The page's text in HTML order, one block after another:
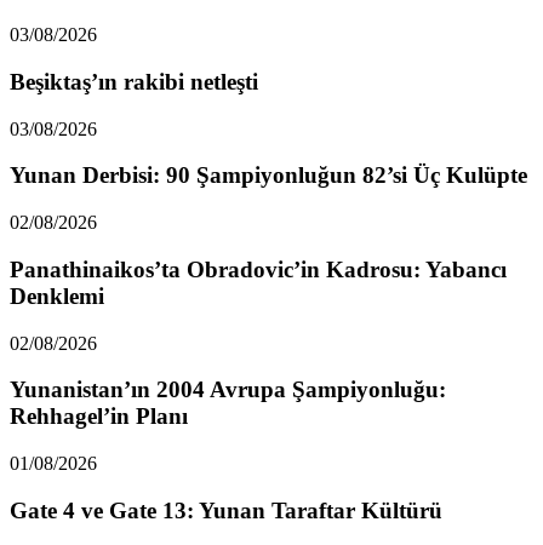
03/08/2026
Beşiktaş’ın rakibi netleşti
03/08/2026
Yunan Derbisi: 90 Şampiyonluğun 82’si Üç Kulüpte
02/08/2026
Panathinaikos’ta Obradovic’in Kadrosu: Yabancı
Denklemi
02/08/2026
Yunanistan’ın 2004 Avrupa Şampiyonluğu:
Rehhagel’in Planı
01/08/2026
Gate 4 ve Gate 13: Yunan Taraftar Kültürü